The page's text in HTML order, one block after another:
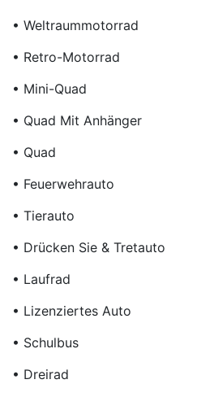
• Weltraummotorrad
• Retro-Motorrad
• Mini-Quad
• Quad Mit Anhänger
• Quad
• Feuerwehrauto
• Tierauto
• Drücken Sie & Tretauto
• Laufrad
• Lizenziertes Auto
• Schulbus
• Dreirad